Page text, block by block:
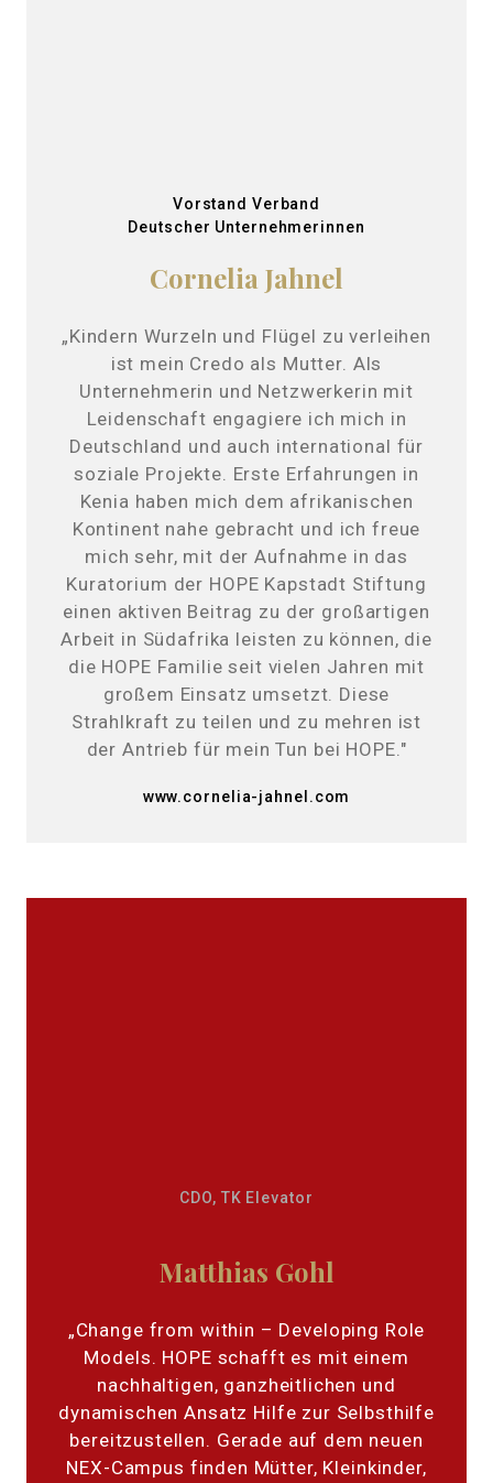
Vorstand Verband
Deutscher Unternehmerinnen
Cornelia Jahnel
„Kindern Wurzeln und Flügel zu verleihen
ist mein Credo als Mutter. Als
Unternehmerin und Netzwerkerin mit
Leidenschaft engagiere ich mich in
Deutschland und auch international für
soziale Projekte. Erste Erfahrungen in
Kenia haben mich dem afrikanischen
Kontinent nahe gebracht und ich freue
mich sehr, mit der Aufnahme in das
Kuratorium der HOPE Kapstadt Stiftung
einen aktiven Beitrag zu der großartigen
Arbeit in Südafrika leisten zu können, die
die HOPE Familie seit vielen Jahren mit
großem Einsatz umsetzt. Diese
Strahlkraft zu teilen und zu mehren ist
der Antrieb für mein Tun bei HOPE."
www.cornelia-jahnel.com
CDO, TK Elevator
Matthias Gohl
„Change from within – Developing Role
Models. HOPE schafft es mit einem
nachhaltigen, ganzheitlichen und
dynamischen Ansatz Hilfe zur Selbsthilfe
bereitzustellen. Gerade auf dem neuen
NEX-Campus finden Mütter, Kleinkinder,